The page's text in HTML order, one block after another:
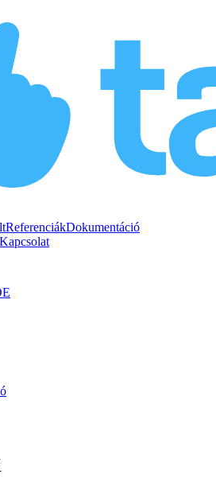
ReferenciákDokumentáció
Kapcsolat